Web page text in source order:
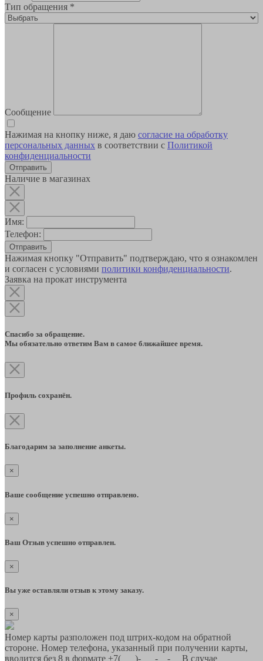
Тип обращения *
Сообщение
Нажимая на кнопку ниже, я даю согласие на обработку
персональных данных в соответствии с Политикой
конфиденциальности
Наличие в магазинах
Имя:
Телефон:
Отправить
Нажимая кнопку "Отправить" подтверждаю, что я ознакомлен
и согласен с условиями политики конфиденциальности.
Заявка на прокат инструмента
Спасибо за обращение.
Мы обязательно ответим Вам в самое ближайшее время.
Профиль сохранён.
Благодарим за заполнение анкеты.
×
Ваше сообщение успешно отправлено.
×
Ваш Отзыв успешно отправлен.
×
Вы уже оставляли отзыв к этому заказу.
×
Номер карты разположен под штрих-кодом на обратной
стороне. Номер телефона, указанный при получении карты,
вводится без 8 в формате +7(___)-___-__-__ В случае